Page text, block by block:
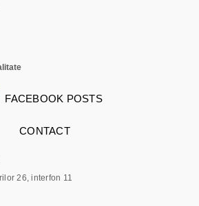
FACEBOOK POSTS
CONTACT
26, interfon 11